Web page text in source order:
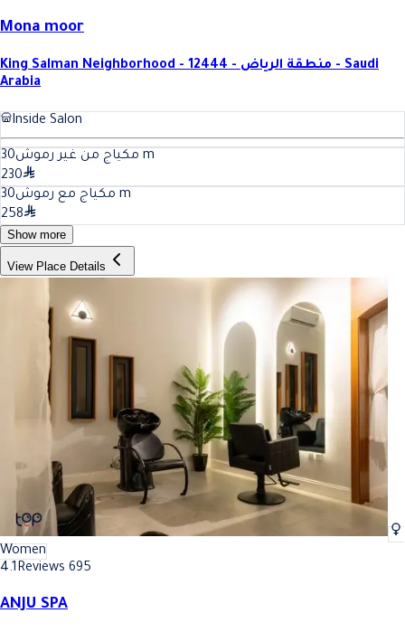
Mona moor
King Salman Neighborhood - 12444 - منطقة الرياض - Saudi
Arabia
Inside Salon
مكياج من غير رموش30
m
230
مكياج مع رموش30
m
258
Show more
View Place Details
Women
4.1Reviews 695
ANJU SPA